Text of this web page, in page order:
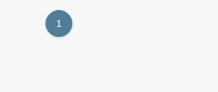
1